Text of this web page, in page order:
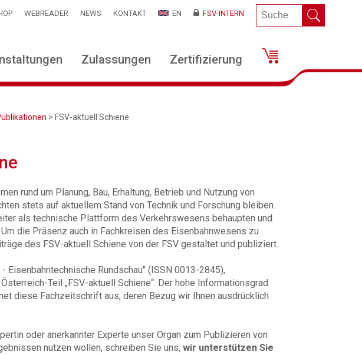
WEBREADER NEWS KONTAKT EN FSV-INTERN
Zulassungen Zertifizierung
> FSV-aktuell Schiene
rund um Planung, Bau, Erhaltung, Betrieb und Nutzung von
stets auf aktuellem Stand von Technik und Forschung bleiben.
als technische Plattform des Verkehrswesens behaupten und
die Präsenz auch in Fachkreisen des Eisenbahnwesens zu
des FSV-aktuell Schiene von der FSV gestaltet und publiziert.
Eisenbahntechnische Rundschau" (ISSN 0013-2845),
Teil „FSV-aktuell Schiene“. Der hohe Informationsgrad
diese Fachzeitschrift aus, deren Bezug wir Ihnen ausdrücklich
oder anerkannter Experte unser Organ zum Publizieren von
nutzen wollen, schreiben Sie uns,wir unterstützen Sie